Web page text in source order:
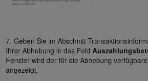
7. Geben Sie im Abschnitt
Ihrer Abhebung in das Feld
Fenster wird der für die Abhebung
angezeigt.